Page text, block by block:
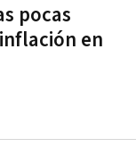
pocas
en